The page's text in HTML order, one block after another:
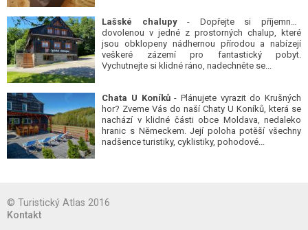
Lašské chalupy- Dopřejte si příjemnou
dovolenou v jedné z prostorných chalup, které
jsou obklopeny nádhernou přírodou a nabízejí
veškeré zázemí pro fantastický pobyt.
Vychutnejte si klidné ráno, nadechněte se...
Chata U Koníků- Plánujete vyrazit do Krušných
hor? Zveme Vás do naší Chaty U Koníků, která se
nachází v klidné části obce Moldava, nedaleko
hranic s Německem. Její poloha potěší všechny
nadšence turistiky, cyklistiky, pohodové...
© Turistický Atlas 2016
Kontakt